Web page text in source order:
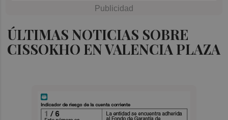
ÚLTIMAS NOTICIAS SOBRE
CISSOKHO EN VALENCIA PLAZA